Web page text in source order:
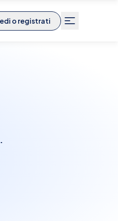
o registrati